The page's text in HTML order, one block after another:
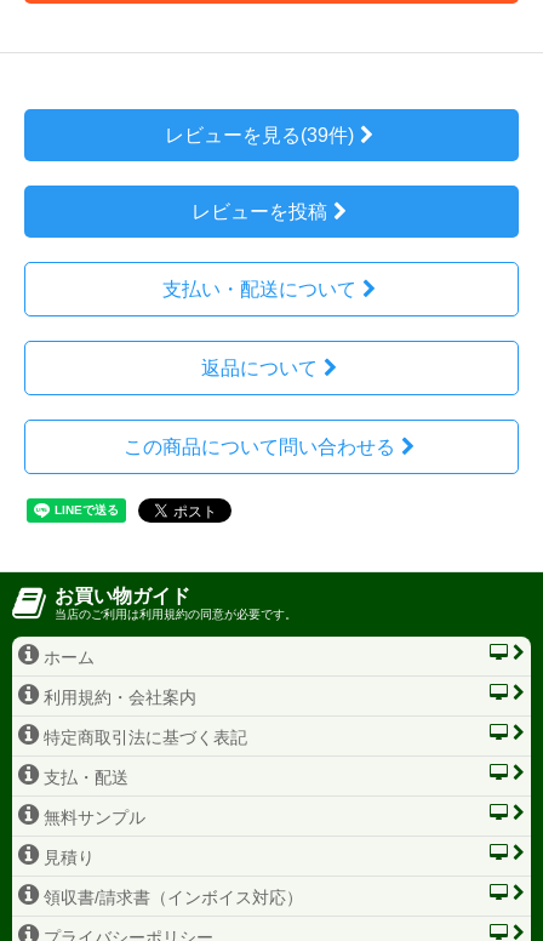
レビューを見る(39件)
レビューを投稿
支払い・配送について
返品について
この商品について問い合わせる
お買い物ガイド
当店のご利用は利用規約の同意が必要です。
ホーム
利用規約・会社案内
特定商取引法に基づく表記
支払・配送
無料サンプル
見積り
領収書/請求書（インボイス対応）